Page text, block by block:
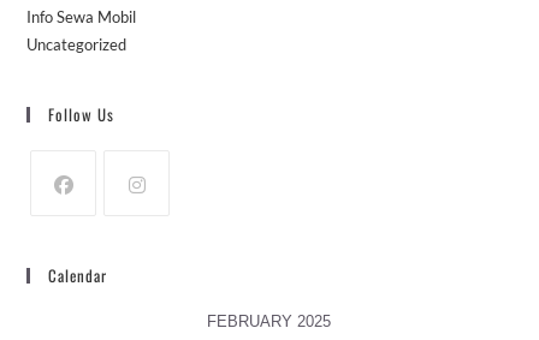
Info Sewa Mobil
Uncategorized
Follow Us
Calendar
FEBRUARY 2025